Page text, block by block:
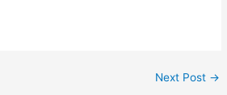
Next Post →